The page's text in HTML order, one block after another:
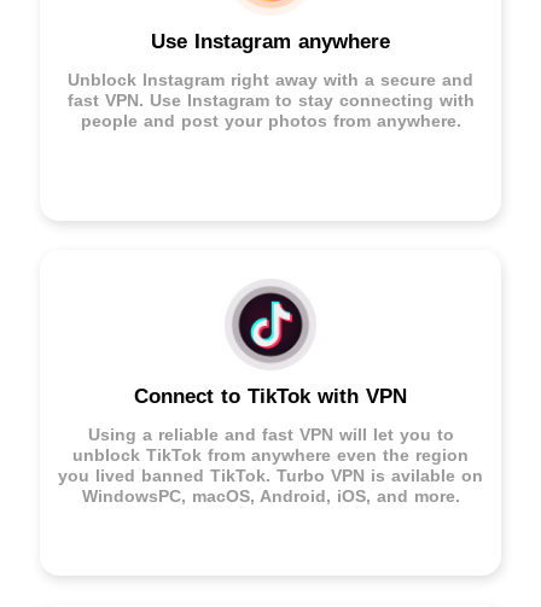
Use Instagram anywhere
Unblock Instagram right away with a secure and
fast VPN. Use Instagram to stay connecting with
people and post your photos from anywhere.
Connect to TikTok with VPN
Using a reliable and fast VPN will let you to
unblock TikTok from anywhere even the region
you lived banned TikTok. Turbo VPN is avilable on
WindowsPC, macOS, Android, iOS, and more.